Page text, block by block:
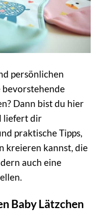
persönlichen
bevorstehende
Dann bist du hier
liefert dir
praktische Tipps,
kreieren kannst, die
auch eine
Baby Lätzchen